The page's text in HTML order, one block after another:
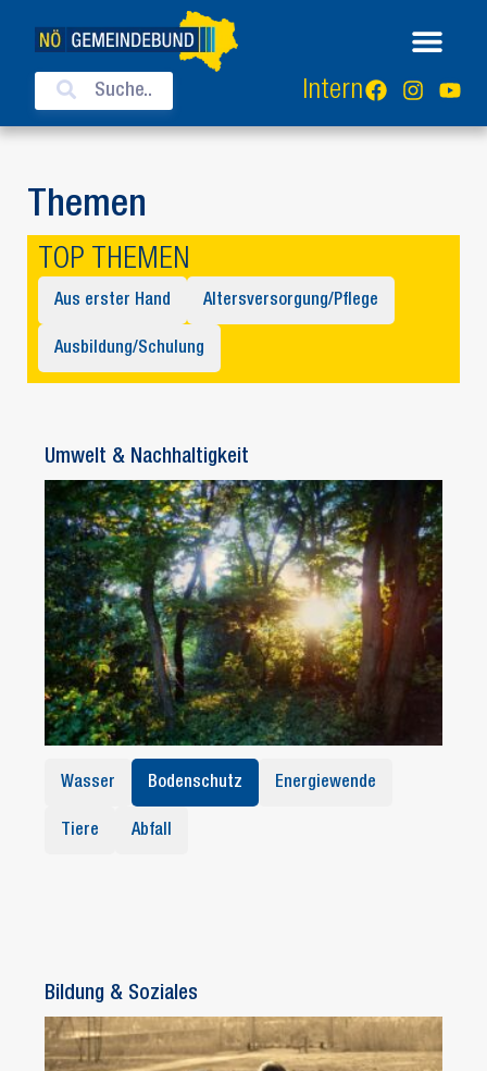
Intern
Themen
TOP THEMEN
Aus erster Hand Altersversorgung/Pflege
Ausbildung/Schulung
Umwelt & Nachhaltigkeit
Wasser Bodenschutz Energiewende
Tiere Abfall
Bildung & Soziales